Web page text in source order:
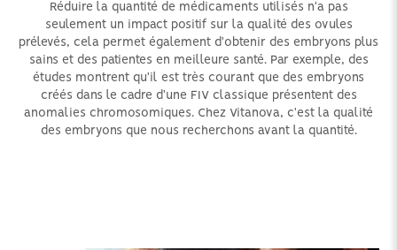
Réduire la quantité de médicaments utilisés n'a pas
seulement un impact positif sur la qualité des ovules
prélevés, cela permet également d'obtenir des embryons plus
sains et des patientes en meilleure santé. Par exemple, des
études montrent qu'il est très courant que des embryons
créés dans le cadre d'une FIV classique présentent des
anomalies chromosomiques. Chez Vitanova, c'est la qualité
des embryons que nous recherchons avant la quantité.